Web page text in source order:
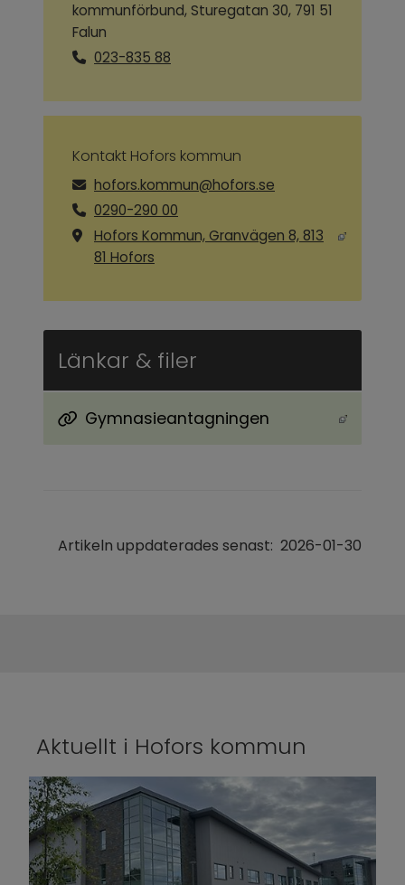
kommunförbund, Sturegatan 30, 791 51
Falun
023-835 88
Kontakt Hofors kommun
hofors.kommun@hofors.se
0290-290 00
Hofors Kommun, Granvägen 8, 813
81 Hofors
Länkar & filer
Gymnasieantagningen
Länk till annan webbplats, öppnas i nytt
Artikeln uppdaterades senast: 2026-01-30
Aktuellt i Hofors kommun